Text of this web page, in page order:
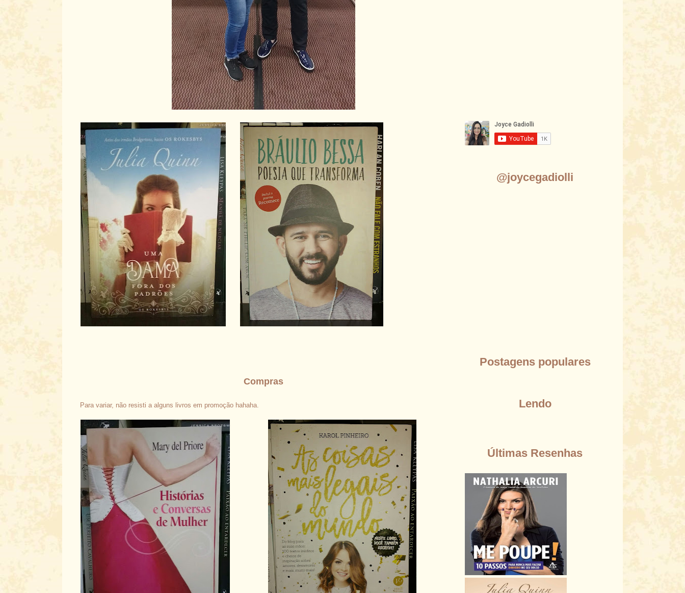
Compras
Para variar, não resisti a alguns livros em promoção hahaha.
@joycegadiolli
Postagens populares
Lendo
Últimas Resenhas